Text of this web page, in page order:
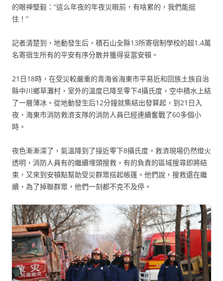
的眼神堅毅：“這么年夜的年夜災眼前，有啥累的，我們能挺
住！”
記者清楚到，地動發生后，積石山全縣13所寄宿制學校的超1.4萬
名寄宿生所有的平安有序分散并獲得妥當安頓。
21日18時，在受災較嚴重的青海省海東市平易近和回族土族自治
縣中川鄉草灘村，室外的溫度已降至零下4攝氏度，空中積水上結
了一層薄冰。從地動發生后12分鐘就集結出發算起，到21日入
夜，海東市消防救濟支隊的消防人員已經連續奮戰了60多個小
時。
夜色漸漸深了，氣溫降到了接近零下8攝氏度。救濟現場仍然燈火
透明，消防人員有的繼續埋頭搜救，有的負責的區域搜尋即將結
束，又來到安頓點幫助受災群眾搭起帳篷。他們說，搜救還在繼
續，為了掉聯群眾，他們一刻都不克不及停。